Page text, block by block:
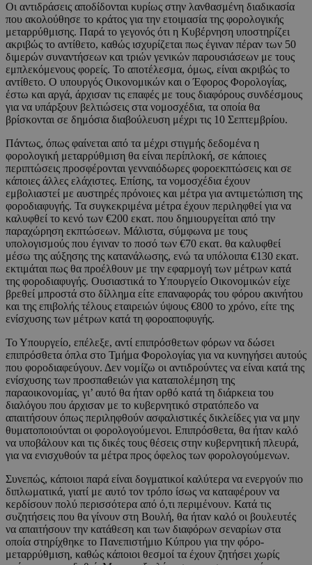
Οι αντιδράσεις αποδίδονται κυρίως στην λανθασμένη διαδικασία
που ακολούθησε το κράτος για την ετοιμασία της φορολογικής
μεταρρύθμισης. Παρά το γεγονός ότι η Κυβέρνηση υποστηρίζει
ακριβώς το αντίθετο, καθώς ισχυρίζεται πως έγιναν πέραν των 50
διμερών συναντήσεων και τριών γενικών παρουσιάσεων με τους
εμπλεκόμενους φορείς. Το αποτέλεσμα, όμως, είναι ακριβώς το
αντίθετο. Ο υπουργός Οικονομικών και ο Έφορος Φορολογίας,
έστω και αργά, άρχισαν τις επαφές με τους διαφόρους συνδέσμους
για να υπάρξουν βελτιώσεις στα νομοσχέδια, τα οποία θα
βρίσκονται σε δημόσια διαβούλευση μέχρι τις 10 Σεπτεμβρίου.
Πάντως, όπως φαίνεται από τα μέχρι στιγμής δεδομένα η
φορολογική μεταρρύθμιση θα είναι περίπλοκή, σε κάποιες
περιπτώσεις προσφέρονται γενναιόδωρες φοροεκπτώσεις και σε
κάποιες άλλες ελάχιστες. Επίσης, τα νομοσχέδια έχουν
εμβολιαστεί με αυστηρές πρόνοιες και μέτρα για αντιμετώπιση της
φοροδιαφυγής. Τα συγκεκριμένα μέτρα έχουν περιληφθεί για να
καλυφθεί το κενό των €200 εκατ. που δημιουργείται από την
παραχώρηση εκπτώσεων. Μάλιστα, σύμφωνα με τους
υπολογισμούς που έγιναν το ποσό των €70 εκατ. θα καλυφθεί
μέσω της αύξησης της κατανάλωσης, ενώ τα υπόλοιπα €130 εκατ.
εκτιμάται πως θα προέλθουν με την εφαρμογή των μέτρων κατά
της φοροδιαφυγής. Ουσιαστικά το Υπουργείο Οικονομικών είχε
βρεθεί μπροστά στο δίλλημα είτε επαναφοράς του φόρου ακινήτου
και της επιβολής τέλους εταιρειών ύψους €800 το χρόνο, είτε της
ενίσχυσης των μέτρων κατά τη φοροαποφυγής.
Το Υπουργείο, επέλεξε, αντί επιπρόσθετων φόρων να δώσει
επιπρόσθετα όπλα στο Τμήμα Φορολογίας για να κυνηγήσει αυτούς
που φοροδιαφεύγουν. Δεν νομίζω οι αντιδρούντες να είναι κατά της
ενίσχυσης των προσπαθειών για καταπολέμηση της
παραοικονομίας, γι’ αυτό θα ήταν ορθό κατά τη διάρκεια του
διαλόγου που άρχισαν με το κυβερνητικό στρατόπεδο να
απαιτήσουν όπως περιληφθούν ασφαλιστικές δικλείδες για να μην
θυματοποιούνται οι φορολογούμενοι. Επιπρόσθετα, θα ήταν καλό
να υποβάλουν και τις δικές τους θέσεις στην κυβερνητική πλευρά,
για να ενισχυθούν τα μέτρα προς όφελος των φορολογούμενων.
Συνεπώς, κάποιοι παρά είναι δογματικοί καλύτερα να ενεργούν πιο
διπλωματικά, γιατί με αυτό τον τρόπο ίσως να καταφέρουν να
κερδίσουν πολύ περισσότερα από ό,τι περιμένουν. Κατά τις
συζητήσεις που θα γίνουν στη Βουλή, θα ήταν καλό οι βουλευτές
να απαιτήσουν την κατάθεση και των διαφόρων σεναρίων στα
οποία στηρίχθηκε το Πανεπιστήμιο Κύπρου για την φόρο-
μεταρρύθμιση, καθώς κάποιοι θεσμοί τα έχουν ζητήσει χωρίς